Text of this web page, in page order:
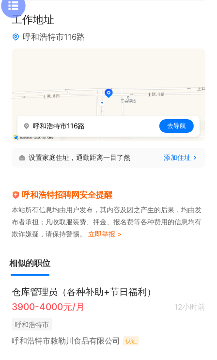
工作地址
呼和浩特市116路
呼和浩特市116路 去导航
设置家庭住址，通勤距离一目了然 添加住址
呼和浩特招聘网安全提醒
本站所有信息均由用户发布，其内容及因之产生的后果，均由发
布者承担；凡收取服装费、押金、报名费等各种费用的信息均有
欺诈嫌疑，请保持警惕。 立即举报 >
相似的职位
仓库管理员（各种补助+节日福利）
3900-4000元/月
12小时前
呼和浩特市
呼和浩特市敕勒川食品有限公司 认证